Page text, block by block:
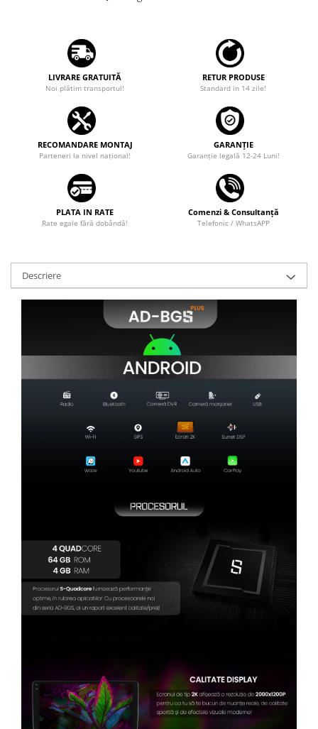
Camere marșarier auto
Camere marșarier universale
Camere Skoda
Camere Volkswagen
Camere Mercedes Benz
Camere BMW
Camere Opel
Camere Iveco
Camere Citroen
Camere Peugeot
Camere înregistrare trafic
Conectică Auto
Conectică Auto
Conectică Volkswagen
Conectică Mercedes Benz
LIVRARE GRATUITĂ
Noi plătim transportul!
RETUR PRODUSE
Standard in 14 zile!
RECOMANDARE MONTAJ
Parteneri la nivel național!
GARANȚIE
Garanţie legală 12-24 Luni!
PLATA IN RATE
Rate egale fără dobândă!
Comenzi & Consultanță
Telefonic / WhatsAPP
Descriere